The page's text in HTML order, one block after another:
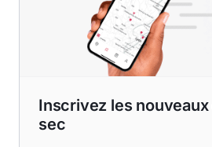
Inscrivez les nouveaux
sec